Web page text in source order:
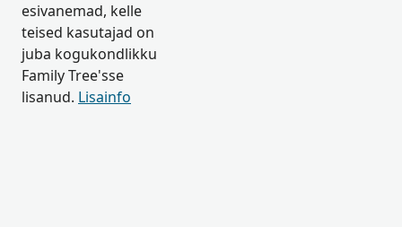
esivanemad, kelle
teised kasutajad on
juba kogukondlikku
Family Tree'sse
lisanud. Lisainfo